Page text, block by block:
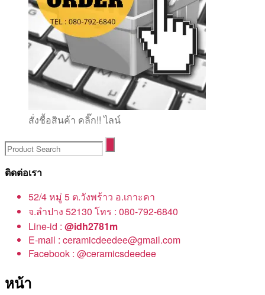
สั่งชื้อสินค้า คลิ๊ก!! ไลน์
ติดต่อเรา
52/4 หมู่ 5 ต.วังพร้าว อ.เกาะคา
จ.ลำปาง 52130 โทร : 080-792-6840
Line-id : @idh2781m
E-mail : ceramicdeedee@gmail.com
Facebook : @ceramicsdeedee
หน้า